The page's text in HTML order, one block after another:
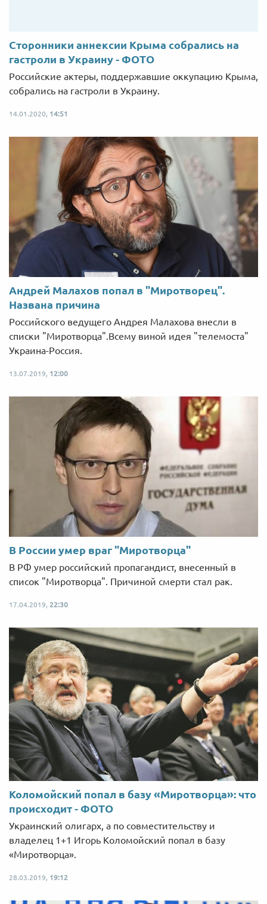
Сторонники аннексии Крыма собрались на
гастроли в Украину - ФОТО
Российские актеры, поддержавшие оккупацию Крыма,
собрались на гастроли в Украину.
14.01.2020, 14:51
Андрей Малахов попал в "Миротворец".
Названа причина
Российского ведущего Андрея Малахова внесли в
списки "Миротворца".Всему виной идея "телемоста"
Украина-Россия.
13.07.2019, 12:00
В России умер враг "Миротворца"
В РФ умер российский пропагандист, внесенный в
список "Миротворца". Причиной смерти стал рак.
17.04.2019, 22:30
Коломойский попал в базу «Миротворца»: что
происходит - ФОТО
Украинский олигарх, а по совместительству и
владелец 1+1 Игорь Коломойский попал в базу
«Миротворца».
28.03.2019, 19:12